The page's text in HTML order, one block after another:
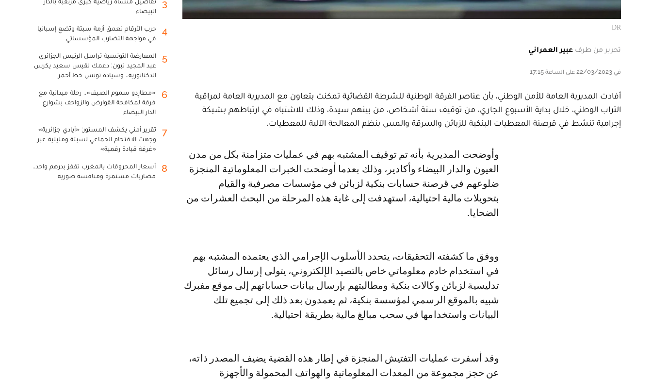
DR
تحرير من طرف عبير العمراني
في 22/03/2023 على الساعة 17:15
أفادت المديرية العامة للأمن الوطني، بأن عناصر الفرقة الوطنية للشرطة القضائية تمكنت بتعاون مع المديرية العامة لمراقبة
التراب الوطني، خلال بداية الأسبوع الجاري، من توقيف ستة أشخاص، من بينهم سيدة، وذلك للاشتباه في ارتباطهم بشبكة
إجرامية تنشط في قرصنة المعطيات البنكية للزبائن والسرقة والمس بنظم المعالجة الآلية للمعطيات.
وأوضحت المديرية بأنه تم توقيف المشتبه بهم في عمليات متزامنة بكل من مدن
العيون والدار البيضاء وأكادير، وذلك بعدما أوضحت الخبرات المعلوماتية المنجزة
ضلوعهم في قرصنة حسابات بنكية لزبائن في مؤسسات مصرفية والقيام
بتحويلات مالية احتيالية، استهدفت إلى غاية هذه المرحلة من البحث العشرات من
الضحايا.
ووفق ما كشفته التحقيقات، يتحدد الأسلوب الإجرامي الذي يعتمده المشتبه بهم
في استخدام خادم معلوماتي خاص بالتصيد الإلكتروني، يتولى إرسال رسائل
تدليسية لزبائن وكالات بنكية ومطالبتهم بإرسال بيانات حساباتهم إلى موقع مفبرك
شبيه بالموقع الرسمي لمؤسسة بنكية، ثم يعمدون بعد ذلك إلى تجميع تلك
البيانات واستخدامها في سحب مبالغ مالية بطريقة احتيالية.
وقد أسفرت عمليات التفتيش المنجزة في إطار هذه القضية يضيف المصدر ذاته،
عن حجز مجموعة من المعدات المعلوماتية والهواتف المحمولة والأجهزة
3
البيضاء
4
حرب الأرقام تعمق أزمة سبتة وتضع إسبانيا
في مواجهة التضارب المؤسساتي
5
المعارضة التونسية تراسل الرئيس الجزائري
عبد المجيد تبون: دعمك لقيس سعيد يكرس
الدكتاتورية.. وسيادة تونس خط أحمر
6
«مطارِدو سموم الصيف».. رحلة ميدانية مع
فرقة لمكافحة القوارض والزواحف بشوارع
الدار البيضاء
7
تقرير أمني يكشف المستور: «أيادي جزائرية»
وجهت الاقتحام الجماعي لسبتة ومليلية عبر
«غرفة قيادة رقمية»
8
أسعار المحروقات بالمغرب تقفز بدرهم واحد..
مضاربات مستمرة ومنافسة صورية